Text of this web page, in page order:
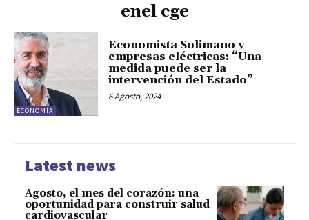
enel cge
ECONOMÍA
Economista Solimano y
empresas eléctricas: “Una
medida puede ser la
intervención del Estado”
6 Agosto, 2024
Latest news
Agosto, el mes del corazón: una
oportunidad para construir salud
cardiovascular